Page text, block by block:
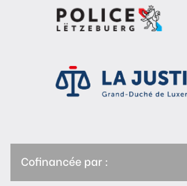
Cofinancée par :